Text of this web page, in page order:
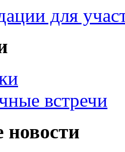
для
встречи
новости